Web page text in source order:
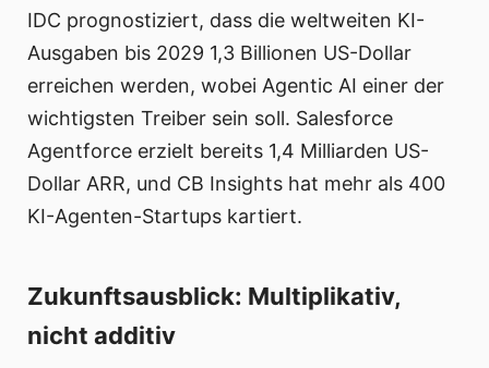
IDC prognostiziert, dass die weltweiten KI-
Ausgaben bis 2029 1,3 Billionen US-Dollar
erreichen werden, wobei Agentic AI einer der
wichtigsten Treiber sein soll. Salesforce
Agentforce erzielt bereits 1,4 Milliarden US-
Dollar ARR, und CB Insights hat mehr als 400
KI-Agenten-Startups kartiert.
Zukunftsausblick: Multiplikativ,
nicht additiv